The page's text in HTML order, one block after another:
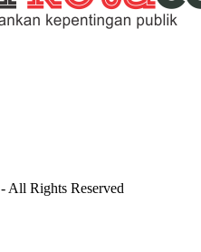
- All Rights Reserved